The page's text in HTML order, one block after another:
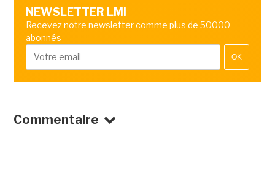
NEWSLETTER LMI
Recevez notre newsletter comme plus de 50000
abonnés
OK
Commentaire